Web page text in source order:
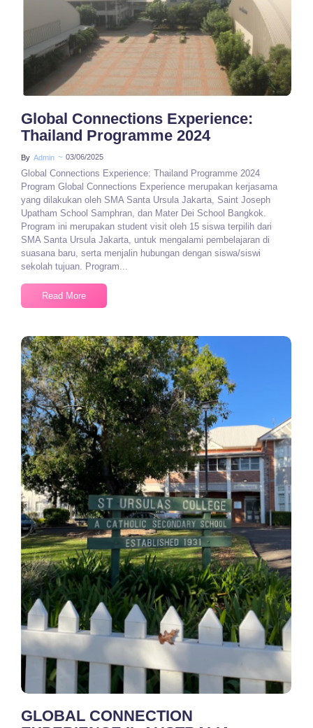
No Comments
Global Connections Experience:
Thailand Programme 2024
By Admin ~ 03/06/2025
Global Connections Experience: Thailand Programme 2024
Program Global Connections Experience merupakan kerjasama
yang dilakukan oleh SMA Santa Ursula Jakarta, Saint Joseph
Upatham School Samphran, dan Mater Dei School Bangkok.
Program ini merupakan student visit oleh 15 siswa terpilih dari
SMA Santa Ursula Jakarta, untuk mengalami pembelajaran di
suasana baru, serta menjalin hubungan dengan siswa/siswi
sekolah tujuan. Program...
Read More
No Comments
GLOBAL CONNECTION